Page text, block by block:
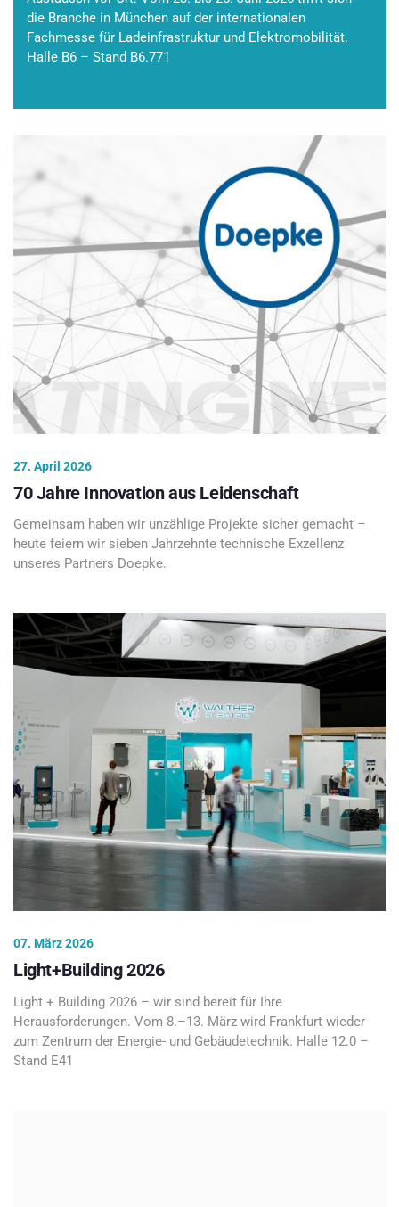
die Branche in München auf der internationalen
Fachmesse für Ladeinfrastruktur und Elektromobilität.
Halle B6 – Stand B6.771
27. April 2026
70 Jahre Innovation aus Leidenschaft
Gemeinsam haben wir unzählige Projekte sicher gemacht –
heute feiern wir sieben Jahrzehnte technische Exzellenz
unseres Partners Doepke.
07. März 2026
Light+Building 2026
Light + Building 2026 – wir sind bereit für Ihre
Herausforderungen. Vom 8.–13. März wird Frankfurt wieder
zum Zentrum der Energie- und Gebäudetechnik. Halle 12.0 –
Stand E41